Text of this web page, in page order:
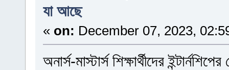
যা আছে
« on: December 07, 2023,
অনার্স-মাস্টার্স শিক্ষার্থীদের